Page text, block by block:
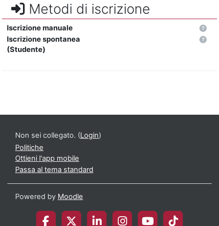
Metodi di iscrizione
Iscrizione manuale
Iscrizione spontanea
(Studente)
Non sei collegato. (Login)
Politiche
Ottieni l'app mobile
Passa al tema standard
Powered by Moodle